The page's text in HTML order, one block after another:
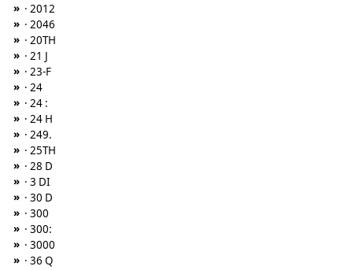
» · 2012
» · 2046
» · 20TH
» · 21 J
» · 23-F
» · 24
» · 24 :
» · 24 H
» · 249.
» · 25TH
» · 28 D
» · 3 DI
» · 30 D
» · 300
» · 300:
» · 3000
» · 36 Q